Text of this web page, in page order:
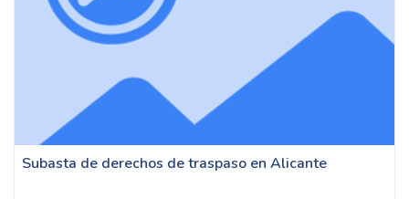
Subasta de derechos de traspaso en Alicante